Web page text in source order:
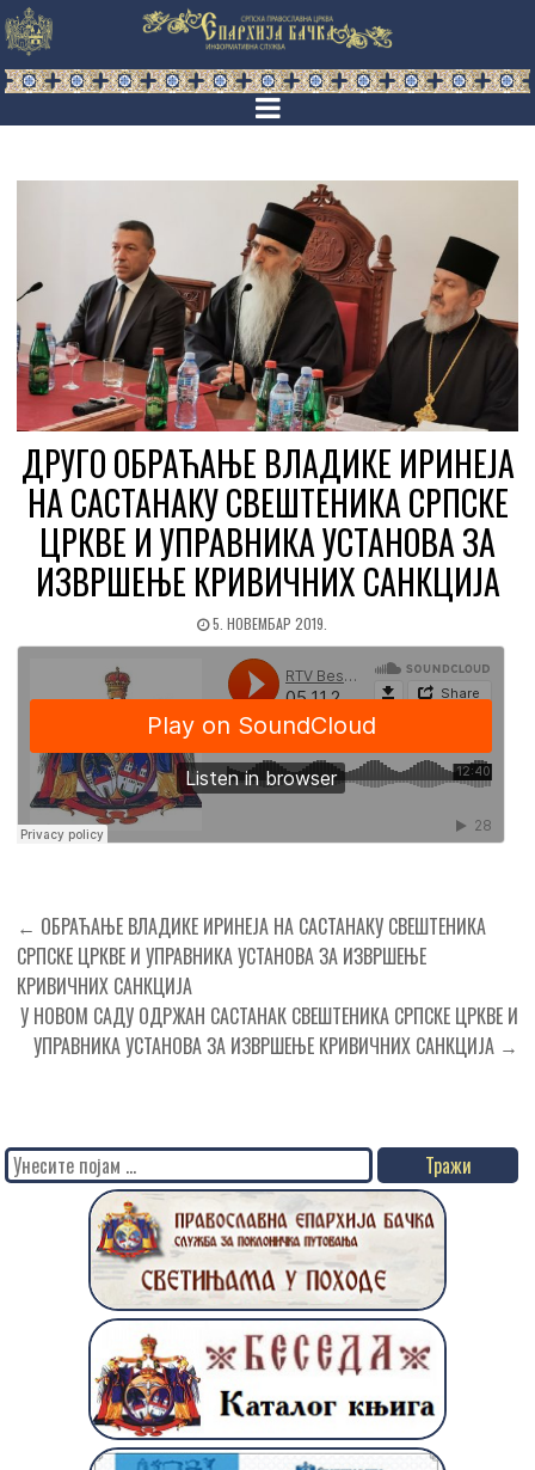
ДРУГО ОБРАЋАЊЕ ВЛАДИКЕ ИРИНЕЈА
НА САСТАНАКУ СВЕШТЕНИКА СРПСКЕ
ЦРКВЕ И УПРАВНИКА УСТАНОВА ЗА
ИЗВРШЕЊЕ КРИВИЧНИХ САНКЦИЈА
5. НОВЕМБАР 2019.
Кретање
чланка
← ОБРАЋАЊЕ ВЛАДИКЕ ИРИНЕЈА НА САСТАНАКУ СВЕШТЕНИКА
СРПСКЕ ЦРКВЕ И УПРАВНИКА УСТАНОВА ЗА ИЗВРШЕЊЕ
КРИВИЧНИХ САНКЦИЈА
У НОВОМ САДУ ОДРЖАН САСТАНАК СВЕШТЕНИКА СРПСКЕ ЦРКВЕ И
УПРАВНИКА УСТАНОВА ЗА ИЗВРШЕЊЕ КРИВИЧНИХ САНКЦИЈА →
Search
for: